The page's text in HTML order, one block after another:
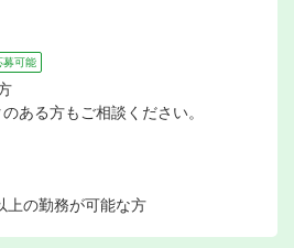
募可能
ある方もご相談ください。
上の勤務が可能な方